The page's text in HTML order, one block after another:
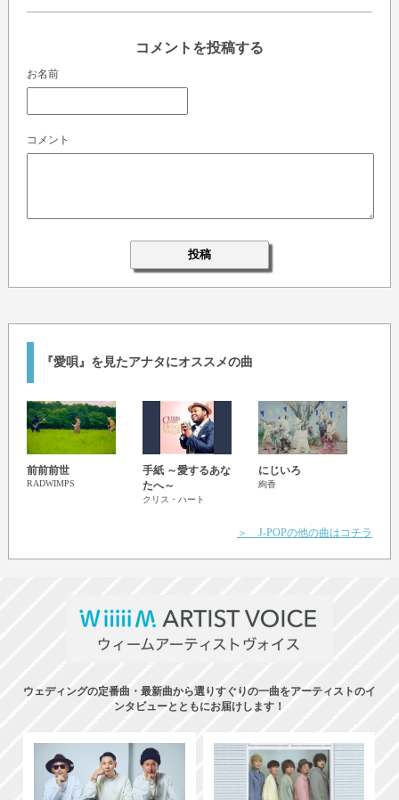
コメントを投稿する
お名前
コメント
『愛唄』を見たアナタにオススメの曲
前前前世
RADWIMPS
手紙 ～愛するあな
たへ～
クリス・ハート
にじいろ
絢香
＞ J-POPの他の曲はコチラ
ウェディングの定番曲・最新曲から選りすぐりの一曲をアーティストのイ
ンタビューとともにお届けします！